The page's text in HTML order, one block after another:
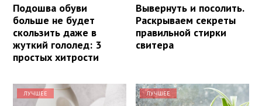
Подошва обуви
больше не будет
скользить даже в
жуткий гололед: 3
простых хитрости
Вывернуть и посолить.
Раскрываем секреты
правильной стирки
свитера
ЛУЧШЕЕ ЛУЧШЕЕ